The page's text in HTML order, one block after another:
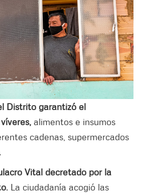
Distrito garantizó el
alimentos e insumos
cadenas, supermercados
Vital decretado por la
. La ciudadanía acogió las